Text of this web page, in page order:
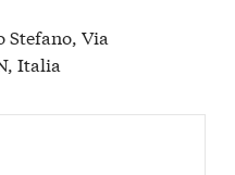
Stefano, Via
Italia